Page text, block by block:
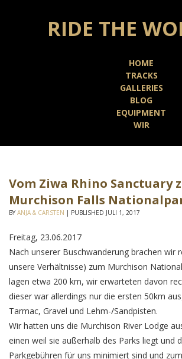
RIDE THE
HOME
TRACKS
GALLERIES
BLOG
EQUIPMENT
WIR
Vom Ziwa Rhino Sanctuary
Murchison Falls
BY ANJA & CARSTEN | PUBLISHED JULI 1, 2017
Freitag, 23.06.2017
Nach unserer Buschwanderung brachen wir
unsere Verhältnisse) zum Murchison
lagen etwa 200 km, wir erwarteten davon
dieser war allerdings nur die ersten 50km
Tarmac, Gravel und Lehm-/Sandpisten.
Wir hatten uns die Murchison River Lodge
einen weil sie außerhalb des Parks liegt und
Parkgebühren für uns minimiert sind und